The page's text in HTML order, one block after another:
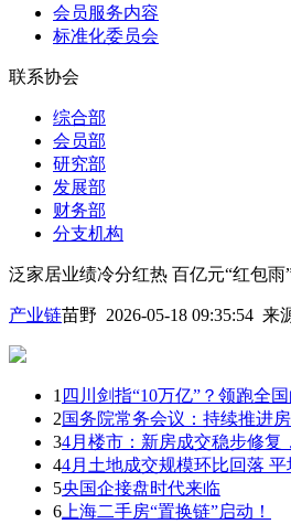
会员服务内容
标准化委员会
联系协会
综合部
会员部
研究部
发展部
财务部
分支机构
泛家居业绩冷分红热 百亿元“红包雨
产业链苗野 2026-05-18 09:35:54 来
1 四川剑指“10万亿”？领跑全
2国务院常务会议：持续推进
34月楼市：新房成交稳步修复
44月土地成交规模环比回落
5央国企接盘时代来临
6 上海二手房“置换链”启动！